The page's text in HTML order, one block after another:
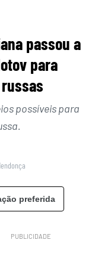
passou a
para
possíveis para
preferida